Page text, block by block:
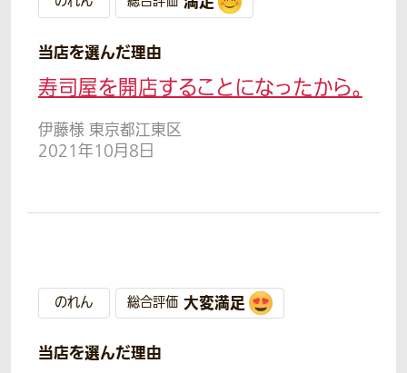
当店を選んだ理由
寿司屋を開店することになったから。
伊藤様 東京都江東区
2021年10月8日
のれん 総合評価 大変満足
当店を選んだ理由